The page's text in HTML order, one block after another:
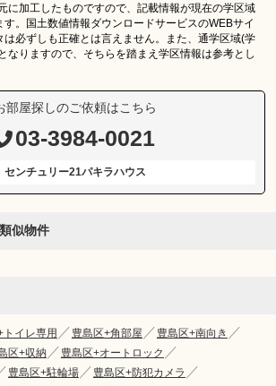
に加工したものですので、記載情報が現在の学区域
す。国土数値情報ダウンロードサービスのWEBサイ
は必ずしも正確とは言えません。また、通学区域(学
なりますので、そちらを踏まえ学区情報は参考とし
部屋探しのご依頼はこちら
03-3984-0021
センチュリー21パキラハウス
似物件
トイレ専用 豊島区+角部屋
豊島区+南向き
区+収納
豊島区+オートロック
豊島区+駐輪場
豊島区+防犯カメラ